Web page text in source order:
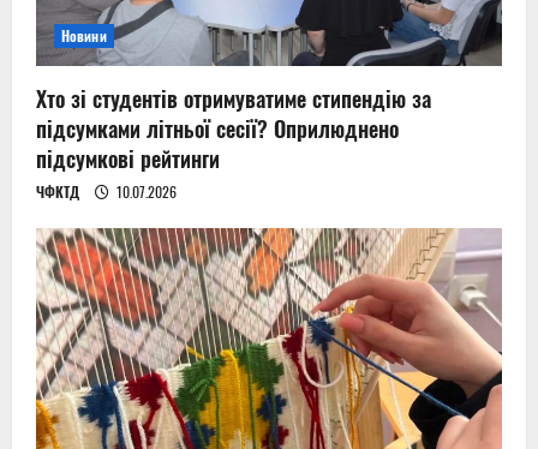
Новини
Хто зі студентів отримуватиме стипендію за
підсумками літньої сесії? Оприлюднено
підсумкові рейтинги
ЧФКТД 10.07.2026